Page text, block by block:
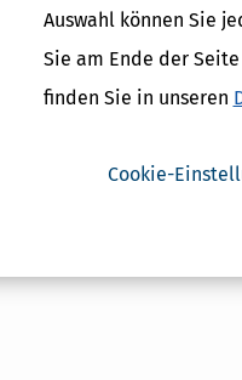
Auswahl können Sie
Sie am Ende der
finden Sie in unseren
Cookie-